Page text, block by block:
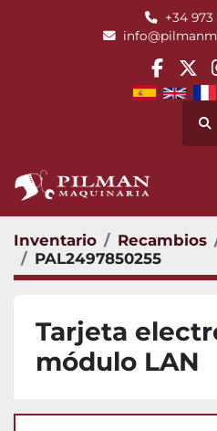
+34 973
Inventario Recambios
PAL2497850255
Tarjeta
módulo LAN